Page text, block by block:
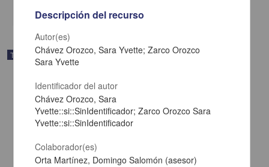
Trabajo de grado
Descripción del recurso
Autor(es)
Chávez Orozco, Sara Yvette; Zarco Orozco
Sara Yvette
Identificador del autor
Chávez Orozco, Sara
Yvette::si::SinIdentificador; Zarco Orozco Sara
Yvette::si::SinIdentificador
Colaborador(es)
Orta Martínez, Domingo Salomón (asesor)